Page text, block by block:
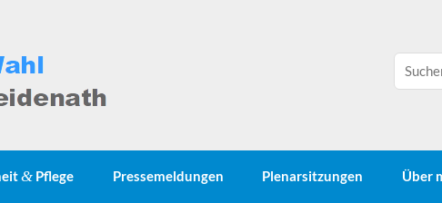
& Pflege Pressemeldungen Plenarsitzungen Über